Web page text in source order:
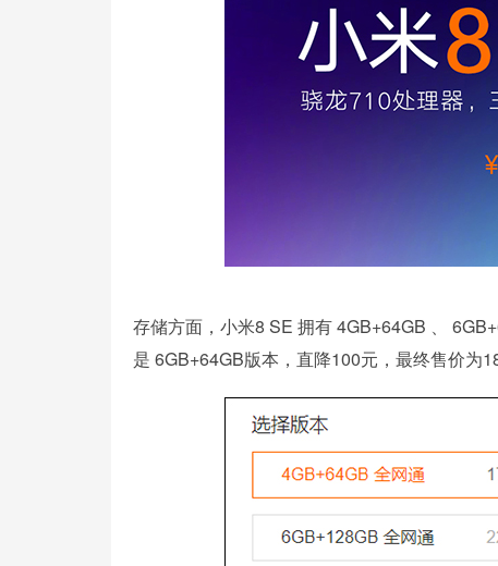
存储方面，小米8 SE 拥有 4GB+64GB 、
是 6GB+64GB版本，直降100元，最终售价为